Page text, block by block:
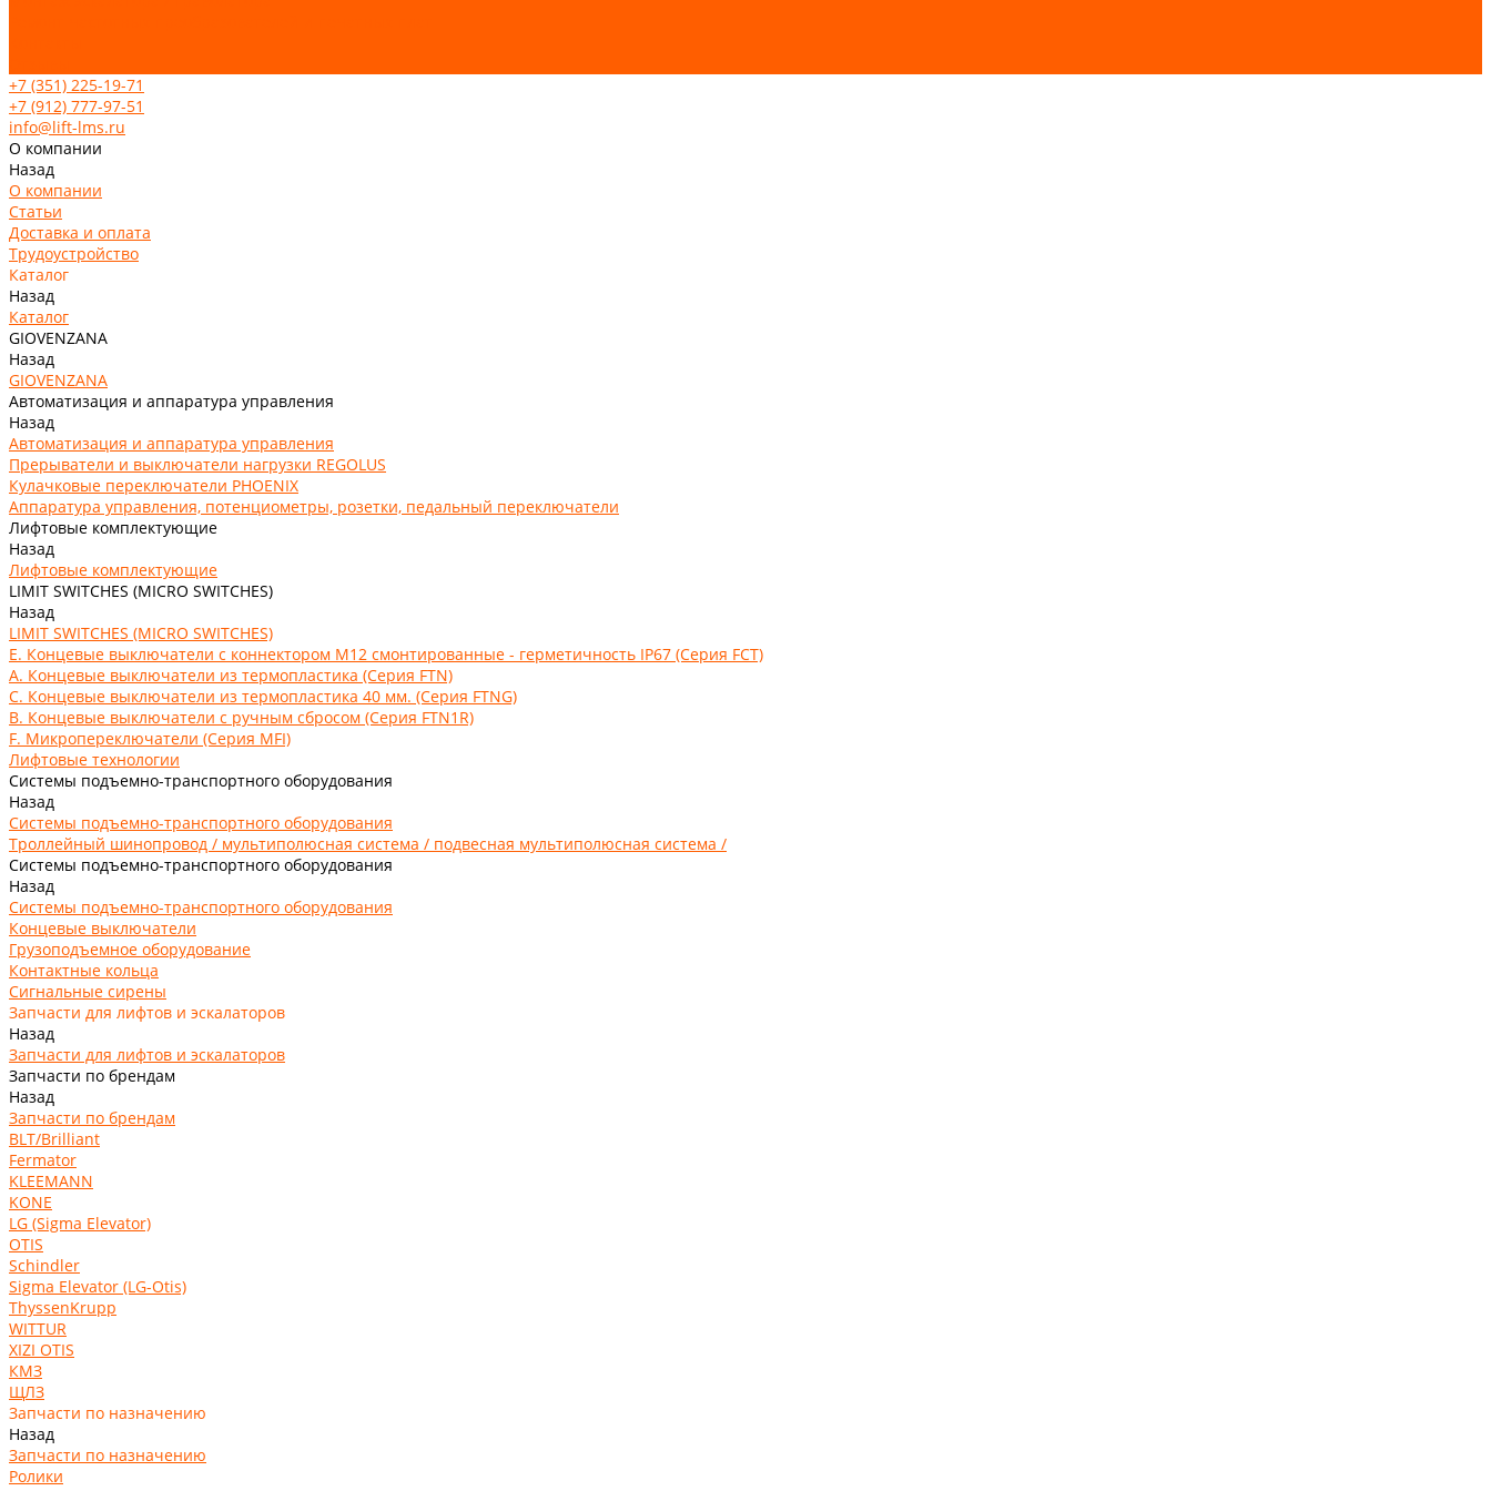
+7 (351) 225-19-71
+7 (912) 777-97-51
info@lift-lms.ru
О компании
Назад
О компании
Статьи
Доставка и оплата
Трудоустройство
Каталог
Назад
Каталог
GIOVENZANA
Назад
GIOVENZANA
Автоматизация и аппаратура управления
Назад
Автоматизация и аппаратура управления
Прерыватели и выключатели нагрузки REGOLUS
Кулачковые переключатели PHOENIX
Аппаратура управления, потенциометры, розетки, педальный переключатели
Лифтовые комплектующие
Назад
Лифтовые комплектующие
LIMIT SWITCHES (MICRO SWITCHES)
Назад
LIMIT SWITCHES (MICRO SWITCHES)
E. Концевые выключатели с коннектором M12 смонтированные - герметичность IP67 (Серия FCT)
А. Концевые выключатели из термопластика (Серия FTN)
C. Концевые выключатели из термопластика 40 мм. (Серия FTNG)
В. Концевые выключатели с ручным сбросом (Серия FTN1R)
F. Микропереключатели (Серия MFI)
Лифтовые технологии
Системы подъемно-транспортного оборудования
Назад
Системы подъемно-транспортного оборудования
Троллейный шинопровод / мультиполюсная система / подвесная мультиполюсная система /
Системы подъемно-транспортного оборудования
Назад
Системы подъемно-транспортного оборудования
Концевые выключатели
Грузоподъемное оборудование
Контактные кольца
Сигнальные сирены
Запчасти для лифтов и эскалаторов
Назад
Запчасти для лифтов и эскалаторов
Запчасти по брендам
Назад
Запчасти по брендам
BLT/Brilliant
Fermator
KLEEMANN
KONE
LG (Sigma Elevator)
OTIS
Schindler
Sigma Elevator (LG-Otis)
ThyssenKrupp
WITTUR
XIZI OTIS
КМЗ
ЩЛЗ
Запчасти по назначению
Назад
Запчасти по назначению
Ролики